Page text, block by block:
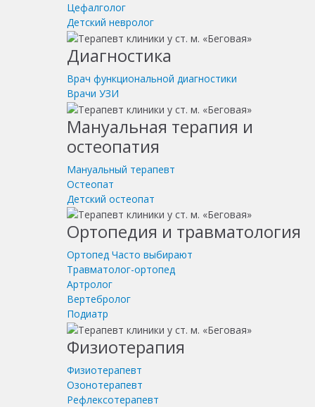
Цефалголог
Детский невролог
Диагностика
Врач функциональной диагностики
Врачи УЗИ
Мануальная терапия и
остеопатия
Мануальный терапевт
Остеопат
Детский остеопат
Ортопедия и травматология
Ортопед Часто выбирают
Травматолог-ортопед
Артролог
Вертебролог
Подиатр
Физиотерапия
Физиотерапевт
Озонотерапевт
Рефлексотерапевт